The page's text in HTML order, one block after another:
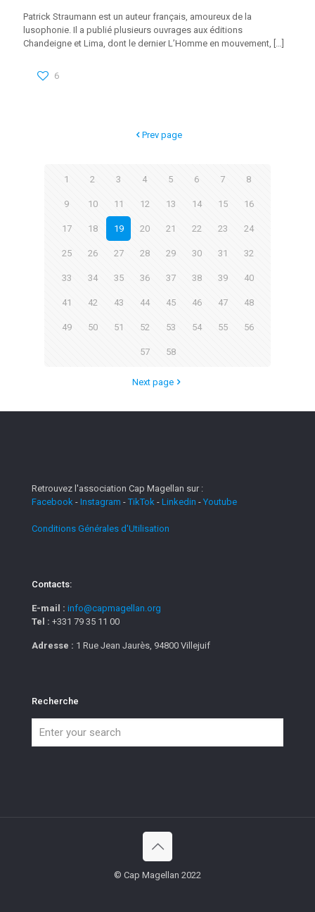
Patrick Straumann est un auteur français, amoureux de la
lusophonie. Il a publié plusieurs ouvrages aux éditions
Chandeigne et Lima, dont le dernier L’Homme en mouvement,
6
Prev page
1 2 3 4 5 6 7 8
9 10 11 12 13 14 15 16
17 18 19 20 21 22 23 24
25 26 27 28 29 30 31 32
33 34 35 36 37 38 39 40
41 42 43 44 45 46 47 48
49 50 51 52 53 54 55 56
57 58
Next page
Retrouvez l'association Cap Magellan sur :
Facebook - Instagram -TikTok - Linkedin - Youtube
Conditions Générales d'Utilisation
Contacts:
E-mail : info@capmagellan.org
Tel : +331 79 35 11 00
Adresse : 1 Rue Jean Jaurès, 94800 Villejuif
Recherche
© Cap Magellan 2022